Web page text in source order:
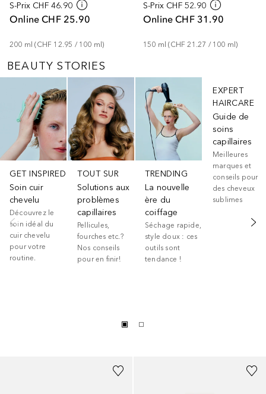
S-Prix CHF 46.90
Online CHF 25.90
200 ml (CHF 12.95 / 100 ml)
S-Prix CHF 52.90
Online CHF 31.90
150 ml (CHF 21.27 / 100 ml)
BEAUTY STORIES
Ignorer
GET INSPIRED
Soin cuir
chevelu
Découvrez le
soin idéal du
cuir chevelu
pour votre
routine.
TOUT SUR
Solutions aux
problèmes
capillaires
Pellicules,
fourches etc.?
Nos conseils
pour en finir!
TRENDING
La nouvelle
ère du
coiffage
Séchage rapide,
style doux : ces
outils sont
tendance !
EXPERT
HAIRCARE
Guide de
soins
capillaires
Meilleures
marques et
conseils pour
des cheveux
sublimes